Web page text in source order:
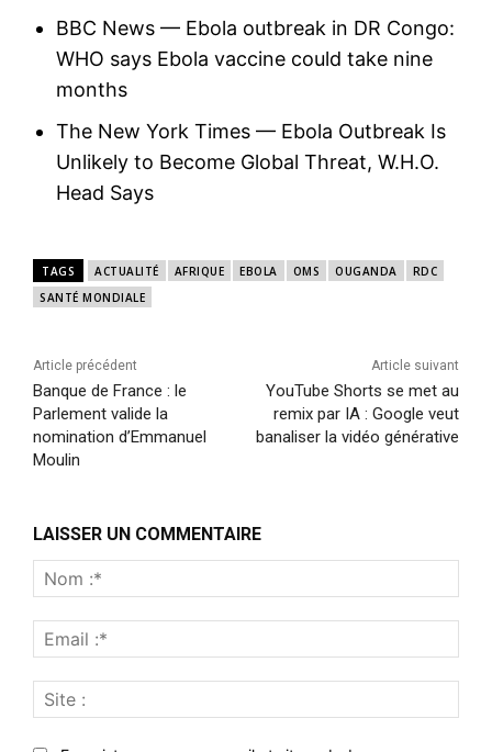
BBC News — Ebola outbreak in DR Congo:
WHO says Ebola vaccine could take nine
months
The New York Times — Ebola Outbreak Is
Unlikely to Become Global Threat, W.H.O.
Head Says
TAGS ACTUALITÉ AFRIQUE EBOLA OMS OUGANDA
RDC
SANTÉ MONDIALE
Article précédent
Banque de France : le
Parlement valide la
nomination d’Emmanuel
Moulin
Article suivant
YouTube Shorts se met au
remix par IA : Google veut
banaliser la vidéo générative
LAISSER UN COMMENTAIRE
:*
:*
: